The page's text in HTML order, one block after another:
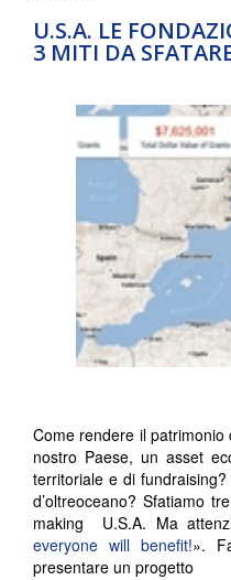
U.S.A. LE
3 MITI DA
Come rendere il
nostro Paese, un asset
territoriale e di
d’oltreoceano? Sfatiamo
making U.S.A. Ma
everyone will benefit!».
presentare un progetto